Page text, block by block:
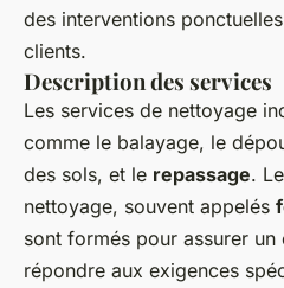
des interventions
clients.
Description des services
Les services de nettoyage
comme le balayage, le
des sols, et le repassage.
nettoyage, souvent appelés
sont formés pour assurer
répondre aux exigences